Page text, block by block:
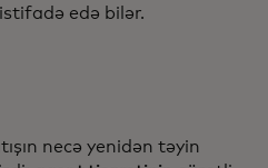
edə bilər.
necə yenidən təyin